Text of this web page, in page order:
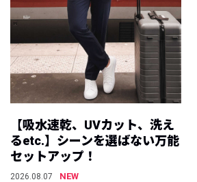
【吸水速乾、UVカット、洗え
るetc.】シーンを選ばない万能
セットアップ！
2026.08.07
NEW